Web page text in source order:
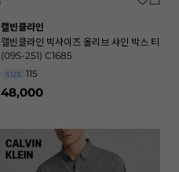
캘빈클라인
캘빈클라인 빅사이즈 올리브 샤인 박스 티
(09S-251) C1685
SIZE 115
48,000